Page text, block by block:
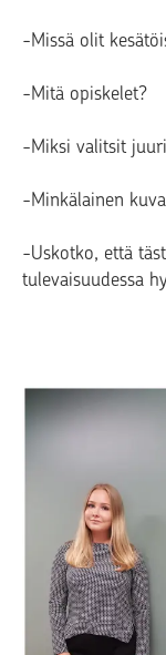
-Missä olit
-Mitä opiskelet?
-Miksi valitsit
-Minkälainen
-Uskotko, että
tulevaisuudessa